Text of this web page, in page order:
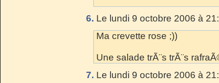
6. Le lundi 9 octobre 2006 à
Ma crevette rose ;))
Une salade trÃ¨s trÃ¨s
7. Le lundi 9 octobre 2006 à